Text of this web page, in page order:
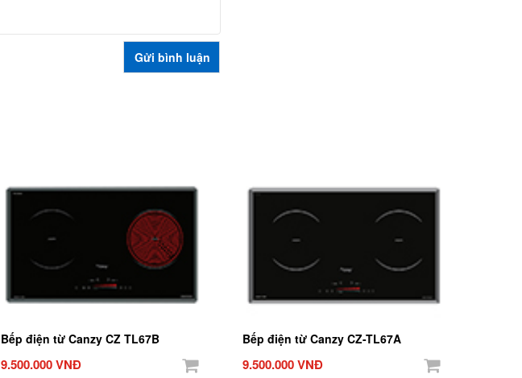
Bếp điện từ Canzy CZ TL67B
9.500.000 VNĐ
Bếp điện từ Canzy CZ-TL67A
9.500.000 VNĐ